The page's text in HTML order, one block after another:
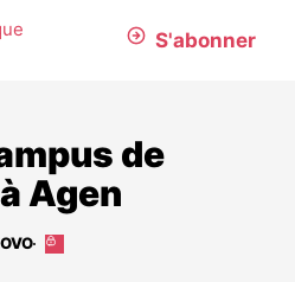
S'abonner
de
Agen
Cet